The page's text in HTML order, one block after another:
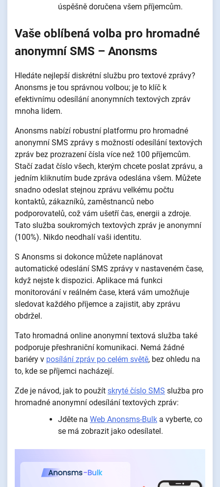
úspěšně doručena všem příjemcům.
Vaše oblíbená volba pro hromadné
anonymní SMS – Anonsms
Hledáte nejlepší diskrétní službu pro textové zprávy?
Anonsms je tou správnou volbou; je to klíč k
efektivnímu odesílání anonymních textových zpráv
mnoha lidem.
Anonsms nabízí robustní platformu pro hromadné
anonymní SMS zprávy s možností odesílání textových
zpráv bez prozrazení čísla více než 100 příjemcům.
Stačí zadat číslo všech, kterým chcete poslat zprávu, a
jedním kliknutím bude zpráva odeslána všem. Můžete
snadno odeslat stejnou zprávu velkému počtu
kontaktů, zákazníků, zaměstnanců nebo
podporovatelů, což vám ušetří čas, energii a zdroje.
Tato služba soukromých textových zpráv je anonymní
(100%). Nikdo neodhalí vaši identitu.
S Anonsms si dokonce můžete naplánovat
automatické odeslání SMS zprávy v nastaveném čase,
když nejste k dispozici. Aplikace má funkci
monitorování v reálném čase, která vám umožňuje
sledovat každého příjemce a zajistit, aby zprávu
obdržel.
Tato hromadná online anonymní textová služba také
podporuje přeshraniční komunikaci. Nemá žádné
bariéry v posílání zpráv po celém světě, bez ohledu na
to, kde se příjemci nacházejí.
Zde je návod, jak to použít skryté číslo SMS služba pro
hromadné anonymní odesílání textových zpráv:
Jděte na Web Anonsms-Bulk a vyberte, co
se má zobrazit jako odesílatel.